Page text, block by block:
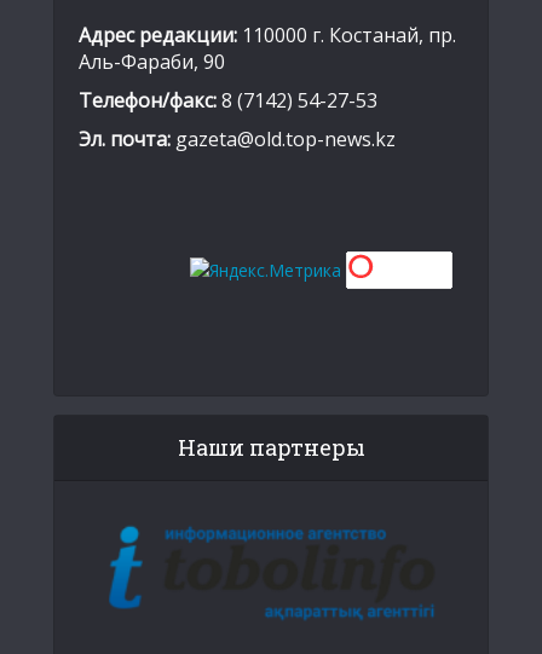
Адрес редакции: 110000 г. Костанай, пр.
Аль-Фараби, 90
Телефон/факс:8 (7142) 54-27-53
Эл. почта: gazeta@old.top-news.kz
Наши партнеры